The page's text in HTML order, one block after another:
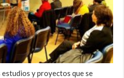
y proyectos que se